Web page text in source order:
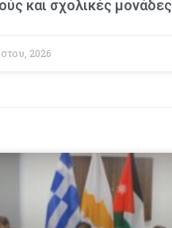
και σχολικές μονάδες
2026